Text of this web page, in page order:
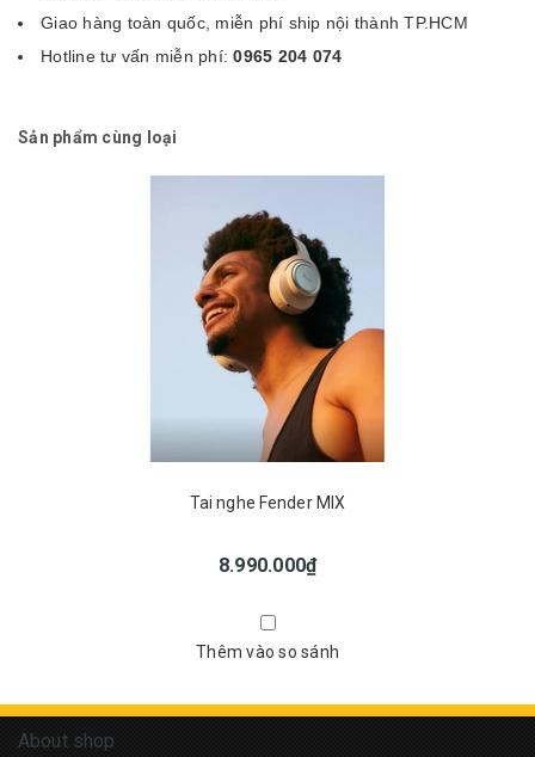
Giao hàng toàn quốc, miễn phí ship nội thành TP.HCM
Hotline tư vấn miễn phí:0965 204 074
Sản phẩm cùng loại
Tai nghe Fender MIX
8.990.000₫
Thêm vào so sánh
About shop